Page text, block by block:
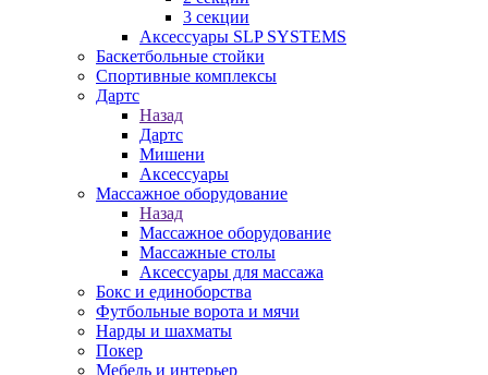
3 секции
Аксессуары SLP SYSTEMS
Баскетбольные стойки
Спортивные комплексы
Дартс
Назад
Дартс
Мишени
Аксессуары
Массажное оборудование
Назад
Массажное оборудование
Массажные столы
Аксессуары для массажа
Бокс и единоборства
Футбольные ворота и мячи
Нарды и шахматы
Покер
Мебель и интерьер